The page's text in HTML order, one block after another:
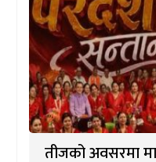
तीजको अवसरमा